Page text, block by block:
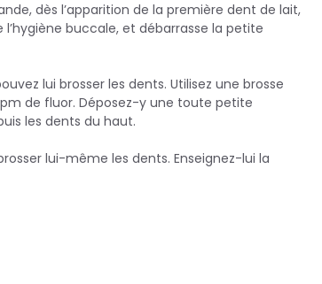
dès l’apparition de la première dent de lait,
buccale, et débarrasse la petite
lui brosser les dents. Utilisez une brosse
de fluor. Déposez-y une toute petite
les dents du haut.
lui-même les dents. Enseignez-lui la